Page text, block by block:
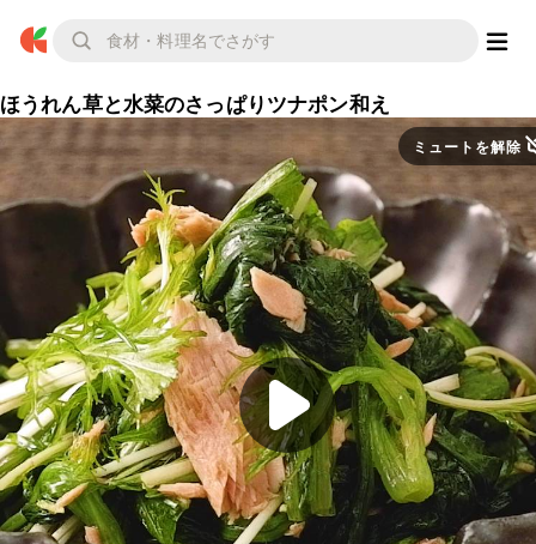
ほうれん草と水菜のさっぱりツナポン和え
ミュートを解除